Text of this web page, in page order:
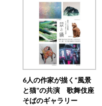
6人の作家が描く“風景
と猫”の共演 歌舞伎座
そばのギャラリー